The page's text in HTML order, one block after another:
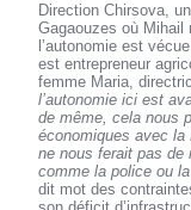
Direction Chirsova,
Gagaouzes où Mihail
l’autonomie est
est entrepreneur
femme Maria,
l’autonomie ici est
de même, cela nous
économiques avec la
ne nous ferait pas de
comme la police ou
dit mot des